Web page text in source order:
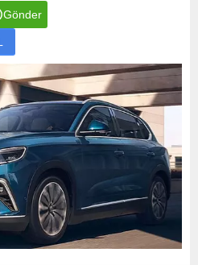
Gönder